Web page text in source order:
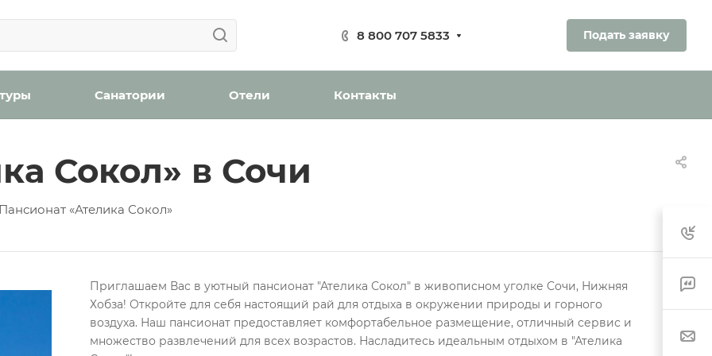
8 800 707 5833 Подать заявку
Санатории Отели Контакты
Сокол» в Сочи
Пансионат «Ателика Сокол»
время с вами свяжется менеджер отдела бронирования.
Проверьте, верно ли указан номер телефона для связи
Отправить
Мы уведомим вас, когда появятся места в наличии.
Приглашаем Вас в уютный пансионат "Ателика Сокол" в живописном уголке Сочи, Нижняя
Хобза! Откройте для себя настоящий рай для отдыха в окружении природы и горного
воздуха. Наш пансионат предоставляет комфортабельное размещение, отличный сервис и
множество развлечений для всех возрастов. Насладитесь идеальным отдыхом в "Ателика
обработку персональных данных
Забронировать номер